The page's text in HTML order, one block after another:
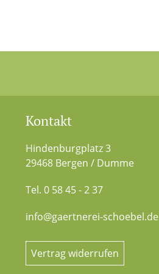
Kontakt
Hindenburgplatz 3
29468 Bergen / Dumme
Tel. 0 58 45 - 2 37
info@gaertnerei-schoebel.de
Vertrag widerrufen